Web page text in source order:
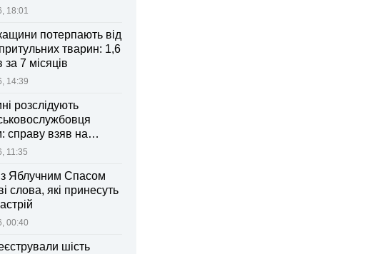
18:01
потерпають від
тварин: 1,6
за 7 місяців
14:39
розслідують
справу взяв на
11:35
з Яблучним Спасом
слова, які принесуть
00:40
шість